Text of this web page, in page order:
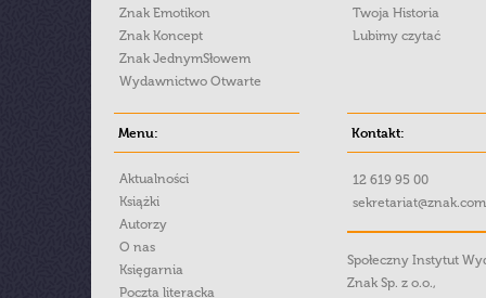
Znak Emotikon
Znak Koncept
Znak JednymSłowem
Wydawnictwo Otwarte
Twoja Historia
Lubimy czytać
Menu:
Aktualności
Książki
Autorzy
O nas
Księgarnia
Poczta literacka
Kontakt:
12 619 95 00
Społeczny Instytut
Znak Sp. z o.o.,